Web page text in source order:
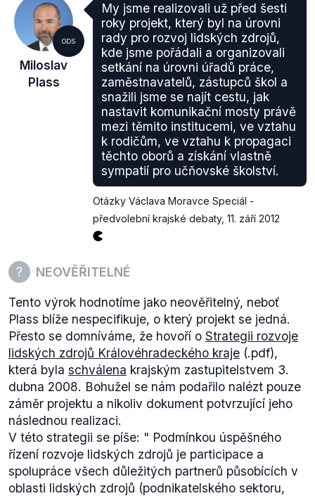
ODS
Miloslav
Plass
My jsme realizovali už před šesti
roky projekt, který byl na úrovni
rady pro rozvoj lidských zdrojů,
kde jsme pořádali a organizovali
setkání na úrovni úřadů práce,
zaměstnavatelů, zástupců škol a
snažili jsme se najít cestu, jak
nastavit komunikační mosty právě
mezi těmito institucemi, ve vztahu
k rodičům, ve vztahu k propagaci
těchto oborů a získání vlastně
sympatií pro učňovské školství.
Otázky Václava Moravce Speciál -
předvolební krajské debaty, 11. září 2012
NEOVĚŘITELNÉ
Tento výrok hodnotíme jako neověřitelný, neboť
Plass blíže nespecifikuje, o který projekt se jedná.
Přesto se domníváme, že hovoří o Strategii rozvoje
lidských zdrojů Královéhradeckého kraje (.pdf),
která byla schválena krajským zastupitelstvem 3.
dubna 2008. Bohužel se nám podařilo nalézt pouze
záměr projektu a nikoliv dokument potvrzující jeho
následnou realizaci.
V této strategii se píše: " Podmínkou úspěšného
řízení rozvoje lidských zdrojů je participace a
spolupráce všech důležitých partnerů působících v
oblasti lidských zdrojů (podnikatelského sektoru,